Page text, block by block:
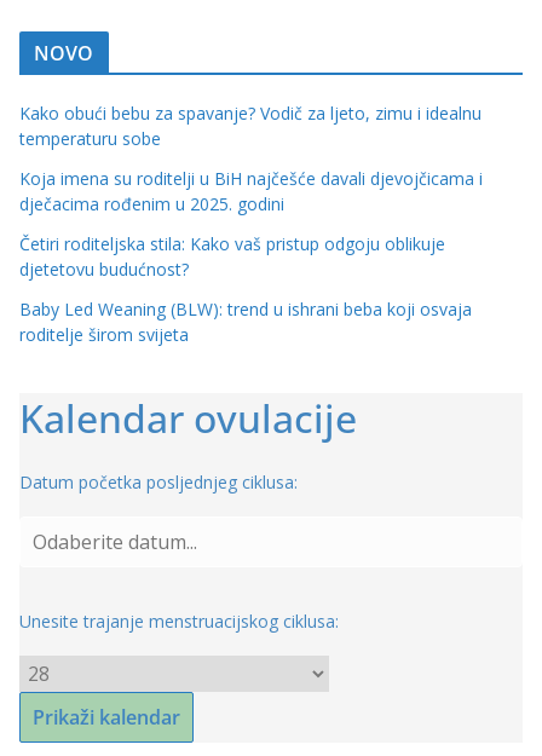
NOVO
Kako obući bebu za spavanje? Vodič za ljeto, zimu i idealnu
temperaturu sobe
Koja imena su roditelji u BiH najčešće davali djevojčicama i
dječacima rođenim u 2025. godini
Četiri roditeljska stila: Kako vaš pristup odgoju oblikuje
djetetovu budućnost?
Baby Led Weaning (BLW): trend u ishrani beba koji osvaja
roditelje širom svijeta
Kalendar ovulacije
Datum početka posljednjeg ciklusa:
Unesite trajanje menstruacijskog ciklusa: